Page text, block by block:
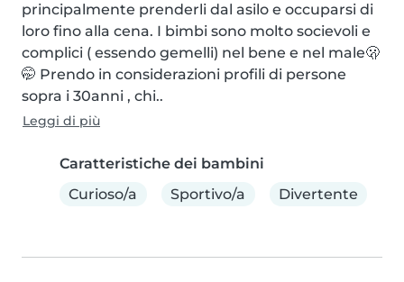
principalmente prenderli dal asilo e occuparsi di
loro fino alla cena. I bimbi sono molto socievoli e
complici ( essendo gemelli) nel bene e nel male🫢
🤭 Prendo in considerazioni profili di persone
sopra i 30anni , chi..
Leggi di più
Caratteristiche dei bambini
Curioso/a
Sportivo/a Divertente